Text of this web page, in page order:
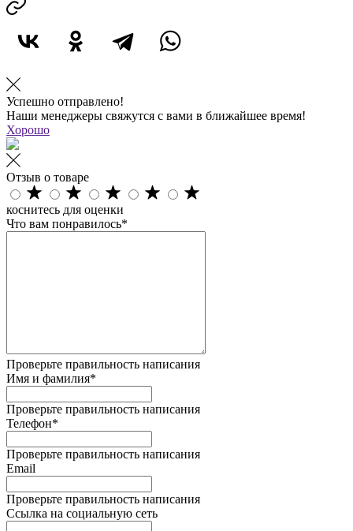
Успешно отправлено!
Наши менеджеры свяжутся с вами в ближайшее время!
Хорошо
Отзыв о товаре
коснитесь для оценки
Что вам понравилось*
Проверьте правильность написания
Имя и фамилия*
Проверьте правильность написания
Телефон*
Проверьте правильность написания
Email
Проверьте правильность написания
Ссылка на социальную сеть